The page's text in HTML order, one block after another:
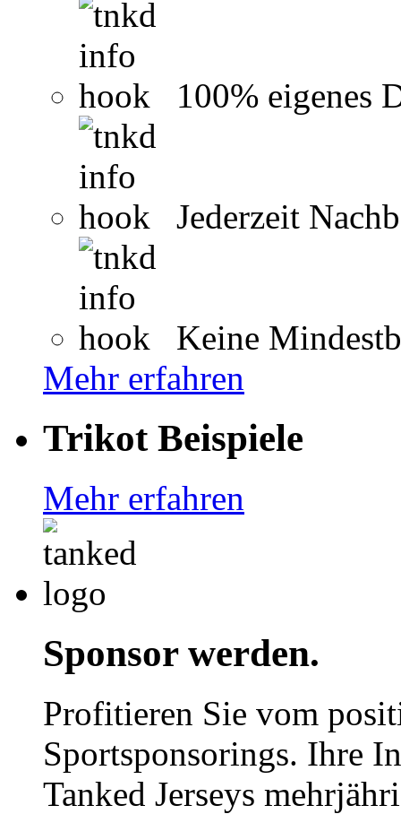
100% eigenes
Jederzeit
Keine
Mehr erfahren
Trikot Beispiele
Mehr erfahren
Sponsor werden.
Profitieren Sie vom
Sportsponsorings. Ihre
Tanked Jerseys